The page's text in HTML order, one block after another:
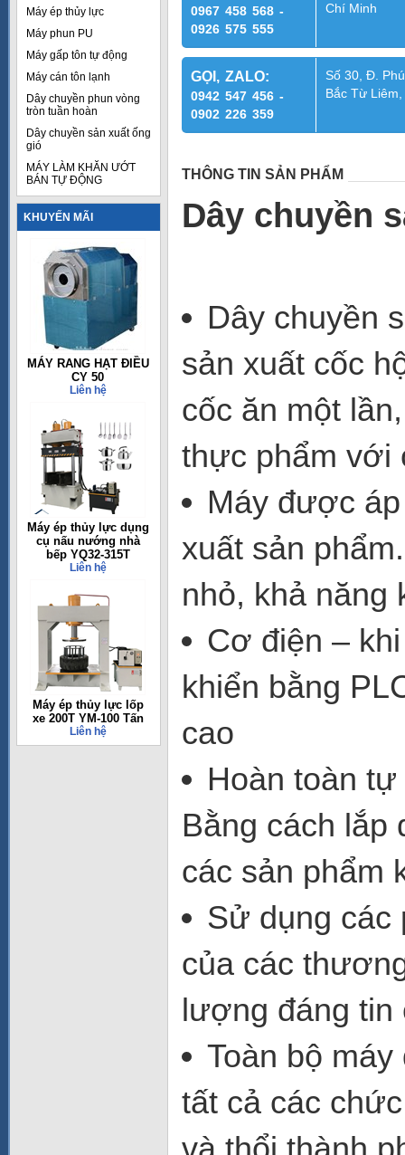
Máy ép thủy lực
Máy phun PU
Máy gấp tôn tự động
Máy cán tôn lạnh
Dây chuyền phun vòng
tròn tuần hoàn
Dây chuyền sản xuất ống
gió
MÁY LÀM KHĂN ƯỚT
BÁN TỰ ĐỘNG
KHUYẾN MÃI
MÁY RANG HẠT ĐIỀU
CY 50
Liên hệ
Máy ép thủy lực dụng
cụ nấu nướng nhà
bếp YQ32-315T
Liên hệ
Máy ép thủy lực lốp
xe 200T YM-100 Tấn
Liên hệ
0967 458 568 -
0926 575 555
Chí Minh
GỌI, ZALO:
0942 547 456 -
0902 226 359
Số 30, Đ.
Bắc Từ
THÔNG TIN SẢN PHẨM
Dây chuyền
Dây chuyền
sản xuất cốc
cốc ăn một
thực phẩm với
Máy được
xuất sản
nhỏ, khả năng
Cơ điện –
khiển bằng
cao
Hoàn toàn
Bằng cách lắp
các sản phẩm
Sử dụng các
của các
lượng đáng tin
Toàn bộ
tất cả các